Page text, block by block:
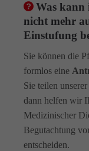
Was kann
nicht mehr
Einstufung
Sie können die
formlos eine
Sie teilen
dann helfen wir
Medizinischer
Begutachtung
entscheiden.